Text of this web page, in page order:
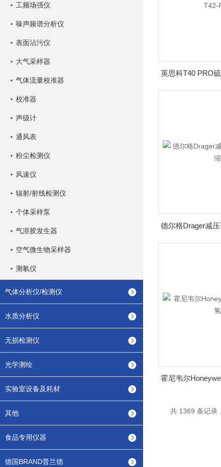
工频场强仪
噪声频谱分析仪
表面沾污仪
大气采样器
气体流量校准器
校准器
声级计
通风表
粉尘检测仪
风速仪
辐射/射线检测仪
个体采样泵
气溶胶发生器
空气微生物采样器
测氡仪
气体分析仪/检测仪
水质分析仪
无损检测仪
光学测绘
实验室设备及耗材
其他
食品专用仪器
德国BRAND普兰德
共 1369 条记